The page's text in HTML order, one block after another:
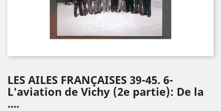
LES AILES FRANÇAISES 39-45. 6-
L'aviation de Vichy (2e partie): De la
....